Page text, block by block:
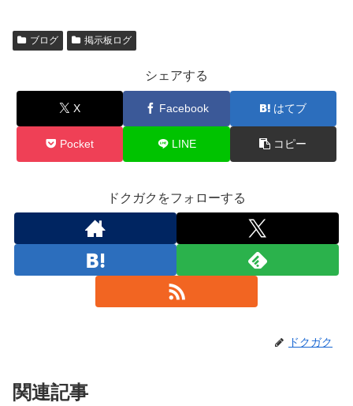
ブログ 掲示板ログ
シェアする
X Facebook はてブ
Pocket LINE コピー
ドクガクをフォローする
ドクガク
関連記事